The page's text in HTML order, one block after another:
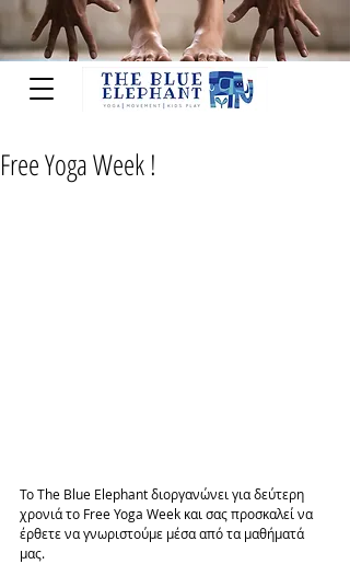
Free Yoga Week !
Το The Blue Elephant διοργανώνει για δεύτερη
χρονιά το Free Yoga Week και σας προσκαλεί να
έρθετε να γνωριστούμε μέσα από τα μαθήματά
μας.